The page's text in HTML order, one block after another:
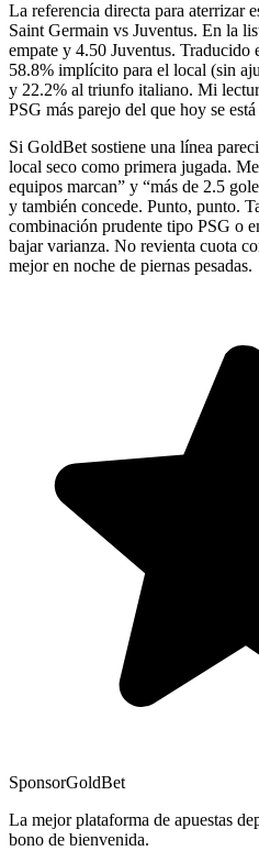
La referencia directa para aterrizar
Saint Germain vs Juventus. En la
empate y 4.50 Juventus. Traducido
58.8% implícito para el local (sin
y 22.2% al triunfo italiano. Mi
PSG más parejo del que hoy se
Si GoldBet sostiene una línea
local seco como primera jugada.
equipos marcan” y “más de 2.5
y también concede. Punto, punto.
combinación prudente tipo PSG o
bajar varianza. No revienta cuota
mejor en noche de piernas pesadas.
SponsorGoldBet
La mejor plataforma de apuestas
bono de bienvenida.